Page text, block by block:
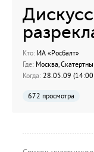
Кто: ИА «Росбалт»
Где: Москва,
Когда: 28.05.09
672 просмотра